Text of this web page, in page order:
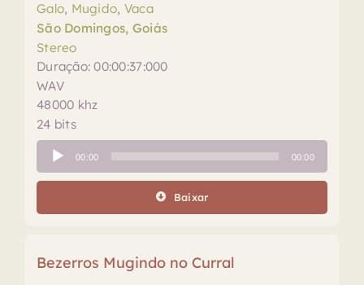
Galo, Mugido, Vaca
São Domingos, Goiás
Stereo
Duração: 00:00:37:000
WAV
48000 khz
24 bits
Tocador
de
áudio
00:00 00:00
Baixar
Bezerros Mugindo no Curral